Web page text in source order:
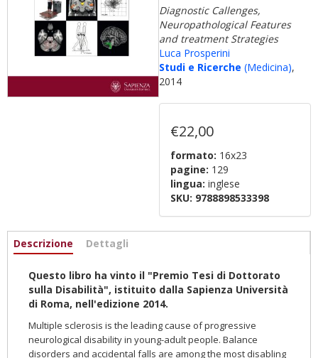
Diagnostic Callenges,
Neuropathological Features
and treatment Strategies
Luca Prosperini
Studi e Ricerche (Medicina),
2014
€22,00
formato: 16x23
pagine: 129
lingua: inglese
SKU: 9788898533398
Informazioni
Descrizione (active
Dettagli
Questo libro ha vinto il "Premio Tesi di Dottorato
sulla Disabilità", istituito dalla Sapienza Università
di Roma, nell'edizione 2014.
Multiple sclerosis is the leading cause of progressive
neurological disability in young-adult people. Balance
disorders and accidental falls are among the most disabling